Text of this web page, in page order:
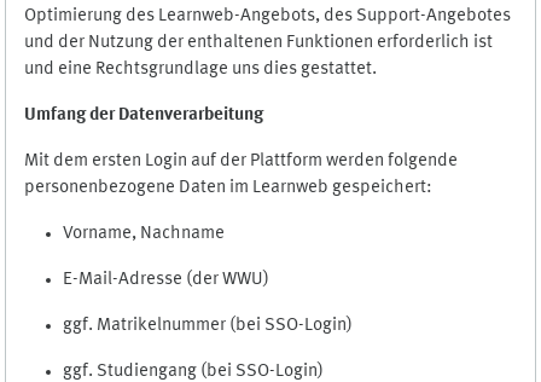
Optimierung des Learnweb-Angebots, des Support-Angebotes
und der Nutzung der enthaltenen Funktionen erforderlich ist
und eine Rechtsgrundlage uns dies gestattet.
Umfang der Datenverarbeitung
Mit dem ersten Login auf der Plattform werden folgende
personenbezogene Daten im Learnweb gespeichert:
Vorname, Nachname
E-Mail-Adresse (der WWU)
ggf. Matrikelnummer (bei SSO-Login)
ggf. Studiengang (bei SSO-Login)